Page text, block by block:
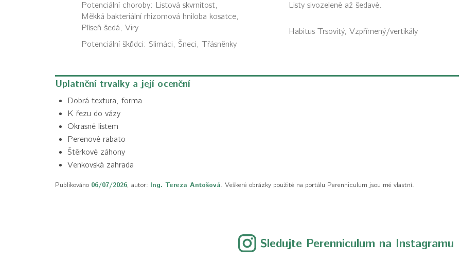
Potenciální choroby: Listová skvrnitost,
Měkká bakteriální rhizomová hniloba kosatce,
Plíseň šedá, Viry
Potenciální škůdci: Slimáci, Šneci, Třásněnky
Listy sivozelené až šedavé.
Habitus Trsovitý, Vzpřímený/vertikály
Uplatnění trvalky a její ocenění
Dobrá textura, forma
K řezu do vázy
Okrasné listem
Perenové rabato
Štěrkové záhony
Venkovská zahrada
Publikováno 06/07/2026, autor: Ing. Tereza Antošová. Veškeré obrázky použité na portálu Perenniculum jsou mé vlastní.
Sledujte Perenniculum na Instagramu